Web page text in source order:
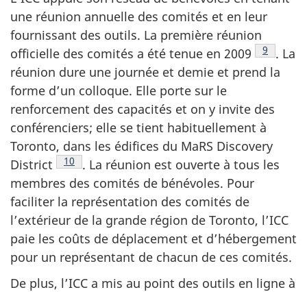
une réunion annuelle des comités et en leur
fournissant des outils. La première réunion
officielle des comités a été tenue en 2009
Note de
9
. La
réunion dure une journée et demie et prend la
forme d’un colloque. Elle porte sur le
renforcement des capacités et on y invite des
conférenciers; elle se tient habituellement à
Toronto, dans les édifices du MaRS Discovery
District
Note de bas de page
10
. La réunion est ouverte à tous les
membres des comités de bénévoles. Pour
faciliter la représentation des comités de
l’extérieur de la grande région de Toronto, l’ICC
paie les coûts de déplacement et d’hébergement
pour un représentant de chacun de ces comités.
De plus, l’ICC a mis au point des outils en ligne à